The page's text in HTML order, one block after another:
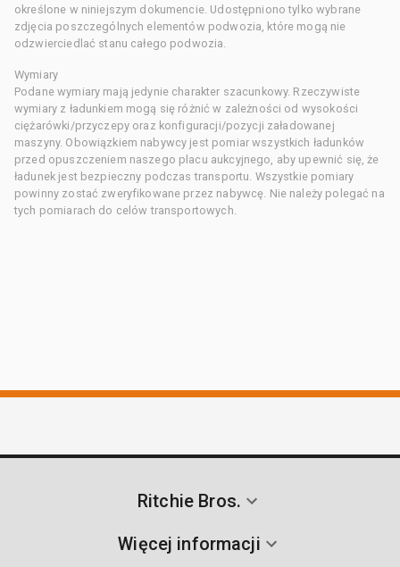
określone w niniejszym dokumencie. Udostępniono tylko wybrane
zdjęcia poszczególnych elementów podwozia, które mogą nie
odzwierciedlać stanu całego podwozia.
Wymiary
Podane wymiary mają jedynie charakter szacunkowy. Rzeczywiste
wymiary z ładunkiem mogą się różnić w zależności od wysokości
ciężarówki/przyczepy oraz konfiguracji/pozycji załadowanej
maszyny. Obowiązkiem nabywcy jest pomiar wszystkich ładunków
przed opuszczeniem naszego placu aukcyjnego, aby upewnić się, że
ładunek jest bezpieczny podczas transportu. Wszystkie pomiary
powinny zostać zweryfikowane przez nabywcę. Nie należy polegać na
tych pomiarach do celów transportowych.
Ritchie Bros.
Więcej informacji